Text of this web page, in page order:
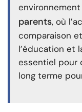
parents, où
comparaison
l’éducation et
essentiel pour
long terme